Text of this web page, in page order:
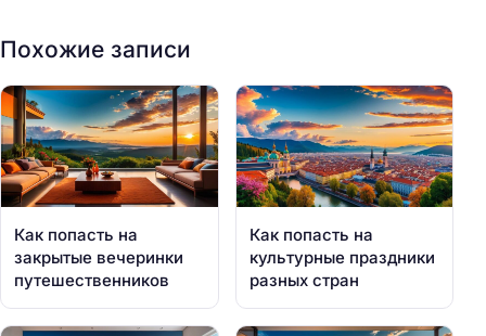
Похожие записи
Как попасть на
закрытые вечеринки
путешественников
Как попасть на
культурные праздники
разных стран